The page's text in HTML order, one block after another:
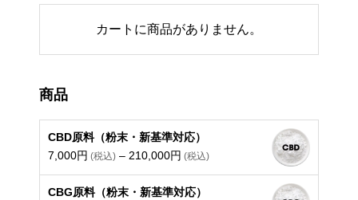
カートに商品がありません。
商品
CBD原料（粉末・新基準対応）
7,000円 – 210,000円
価
格
CBG原料（粉末・新基準対応）